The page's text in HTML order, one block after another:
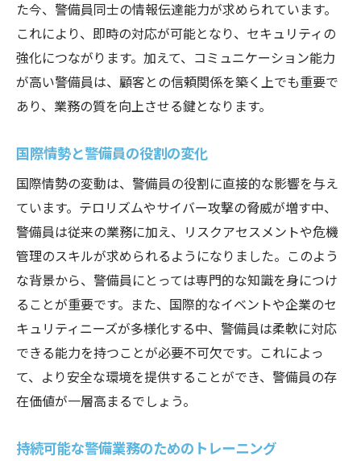
スマートシティのセキュリティ課題と対策
技術革新がもたらす警備の新たなビジョン
未来の警備員トレーニングAIとIoTの活用法
AIとIoTを組み合わせた警備トレーニング
仮想シナリオによる危機対応訓練
自動化システムとインタラクティブ学習
AI・IoT時代における倫理教育
トレーニングプログラムの最適化と進化
警備の情報化社会における必要なトレーニング
の重要性
デジタルツールを活用した警備教育
情報社会におけるセキュリティリテラシー
サイバーセキュリティの基礎知識
オープンデータとプライバシー保護
ング
た今、警備員同士の情報伝達能力が求められています。
これにより、即時の対応が可能となり、セキュリティの
強化につながります。加えて、コミュニケーション能力
が高い警備員は、顧客との信頼関係を築く上でも重要で
あり、業務の質を向上させる鍵となります。
国際情勢と警備員の役割の変化
国際情勢の変動は、警備員の役割に直接的な影響を与え
ています。テロリズムやサイバー攻撃の脅威が増す中、
警備員は従来の業務に加え、リスクアセスメントや危機
管理のスキルが求められるようになりました。このよう
な背景から、警備員にとっては専門的な知識を身につけ
ることが重要です。また、国際的なイベントや企業のセ
キュリティニーズが多様化する中、警備員は柔軟に対応
できる能力を持つことが必要不可欠です。これによっ
て、より安全な環境を提供することができ、警備員の存
在価値が一層高まるでしょう。
持続可能な警備業務のためのトレーニング